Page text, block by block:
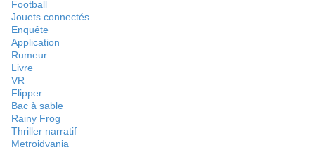
Football
Jouets connectés
Enquête
Application
Rumeur
Livre
VR
Flipper
Bac à sable
Rainy Frog
Thriller narratif
Metroidvania